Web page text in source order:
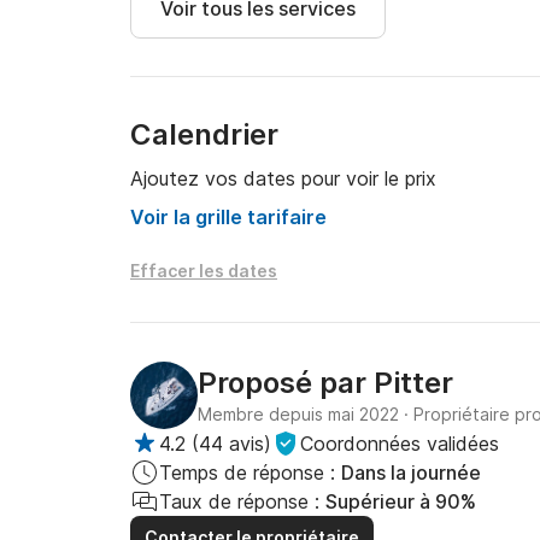
Voir tous les services
Calendrier
Ajoutez vos dates pour voir le prix
Voir la grille tarifaire
Effacer les dates
Proposé par Pitter
Membre depuis mai 2022 · Propriétaire
4.2 (44 avis)
Coordonnées validées
Temps de réponse : Dans la journée
Taux de réponse : Supérieur à 90%